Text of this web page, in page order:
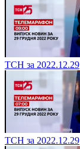
ТСН за 2022.12.29
ТСН за 2022.12.29